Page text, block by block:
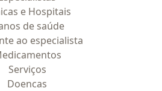
e Hospitais
de saúde
ao especialista
Serviços
Doencas